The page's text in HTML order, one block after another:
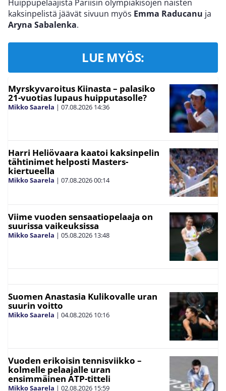
Huippupelaajista Pariisin olympiakisojen naisten
kaksinpelistä jäävät sivuun myös Emma Raducanu ja
Aryna Sabalenka.
LUE MYÖS:
Myrskyvaroitus Kiinasta – palasiko
21-vuotias lupaus huipputasolle?
Mikko Saarela | 07.08.2026 14:36
Harri Heliövaara kaatoi kaksinpelin
tähtinimet helposti Masters-
kiertueella
Mikko Saarela | 07.08.202600:14
Viime vuoden sensaatiopelaaja on
suurissa vaikeuksissa
Mikko Saarela | 05.08.2026 13:48
Suomen Anastasia Kulikovalle uran
suurin voitto
Mikko Saarela | 04.08.2026 10:16
Vuoden erikoisin tennisviikko –
kolmelle pelaajalle uran
ensimmäinen ATP-titteli
Mikko Saarela | 02.08.2026 15:59